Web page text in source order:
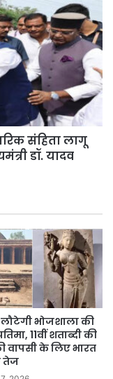
संहिता लागू
डॉ. यादव
लौटेगी भोजशाला की
11वीं शताब्दी की
वापसी के लिए भारत
तेज